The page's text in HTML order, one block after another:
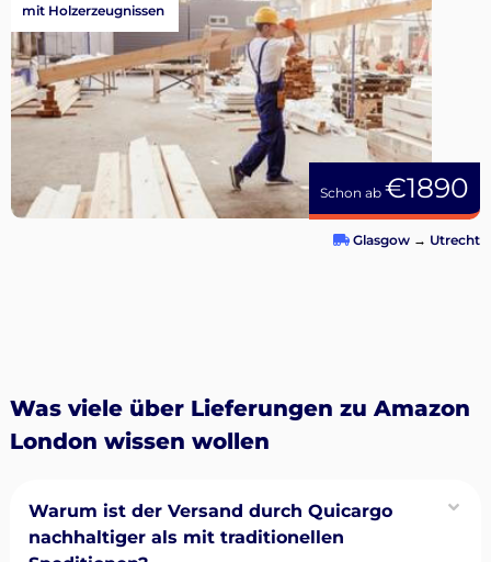
Schon ab €1890
mit Holzerzeugnissen
Glasgow → Utrecht
Was viele über Lieferungen zu Amazon
London wissen wollen
Warum ist der Versand durch Quicargo
nachhaltiger als mit traditionellen